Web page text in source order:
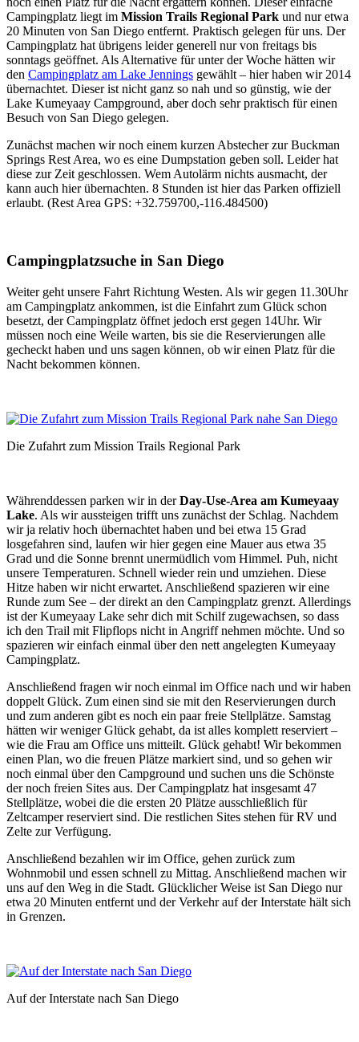
Campingplatz liegt im Mission Trails Regional Park und nur etwa
20 Minuten von San Diego entfernt. Praktisch gelegen für uns. Der
Campingplatz hat übrigens leider generell nur von freitags bis
sonntags geöffnet. Als Alternative für unter der Woche hätten wir
den Campingplatz am Lake Jennings gewählt – hier haben wir 2014
übernachtet. Dieser ist nicht ganz so nah und so günstig, wie der
Lake Kumeyaay Campground, aber doch sehr praktisch für einen
Besuch von San Diego gelegen.
Zunächst machen wir noch einem kurzen Abstecher zur Buckman
Springs Rest Area, wo es eine Dumpstation geben soll. Leider hat
diese zur Zeit geschlossen. Wem Autolärm nichts ausmacht, der
kann auch hier übernachten. 8 Stunden ist hier das Parken offiziell
erlaubt. (Rest Area GPS: +32.759700,-116.484500)
Campingplatzsuche in San Diego
Weiter geht unsere Fahrt Richtung Westen. Als wir gegen 11.30Uhr
am Campingplatz ankommen, ist die Einfahrt zum Glück schon
besetzt, der Campingplatz öffnet jedoch erst gegen 14Uhr. Wir
müssen noch eine Weile warten, bis sie die Reservierungen alle
gecheckt haben und uns sagen können, ob wir einen Platz für die
Nacht bekommen können.
Die Zufahrt zum Mission Trails Regional Park
Währenddessen parken wir in derDay-Use-Area am Kumeyaay
Lake. Als wir aussteigen trifft uns zunächst der Schlag. Nachdem
wir ja relativ hoch übernachtet haben und bei etwa 15 Grad
losgefahren sind, laufen wir hier gegen eine Mauer aus etwa 35
Grad und die Sonne brennt unermüdlich vom Himmel. Puh, nicht
unsere Temperaturen. Schnell wieder rein und umziehen. Diese
Hitze haben wir nicht erwartet. Anschließend spazieren wir eine
Runde zum See – der direkt an den Campingplatz grenzt. Allerdings
ist der Kumeyaay Lake sehr dich mit Schilf zugewachsen, so dass
ich den Trail mit Flipflops nicht in Angriff nehmen möchte. Und so
spazieren wir einfach einmal über den nett angelegten Kumeyaay
Campingplatz.
Anschließend fragen wir noch einmal im Office nach und wir haben
doppelt Glück. Zum einen sind sie mit den Reservierungen durch
und zum anderen gibt es noch ein paar freie Stellplätze. Samstag
hätten wir weniger Glück gehabt, da ist alles komplett reserviert –
wie die Frau am Office uns mitteilt. Glück gehabt! Wir bekommen
einen Plan, wo die freuen Plätze markiert sind, und so gehen wir
noch einmal über den Campground und suchen uns die Schönste
der noch freien Sites aus. Der Campingplatz hat insgesamt 47
Stellplätze, wobei die die ersten 20 Plätze ausschließlich für
Zeltcamper reserviert sind. Die restlichen Sites stehen für RV und
Zelte zur Verfügung.
Anschließend bezahlen wir im Office, gehen zurück zum
Wohnmobil und essen schnell zu Mittag. Anschließend machen wir
uns auf den Weg in die Stadt. Glücklicher Weise ist San Diego nur
etwa 20 Minuten entfernt und der Verkehr auf der Interstate hält sich
in Grenzen.
Auf der Interstate nach San Diego